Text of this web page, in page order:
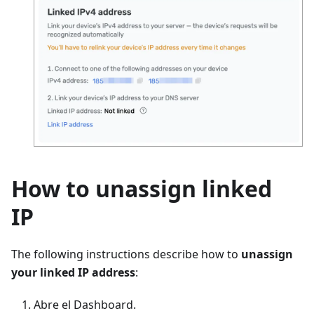
How to unassign linked
IP
The following instructions describe how to unassign
your linked IP address:
Abre el Dashboard.